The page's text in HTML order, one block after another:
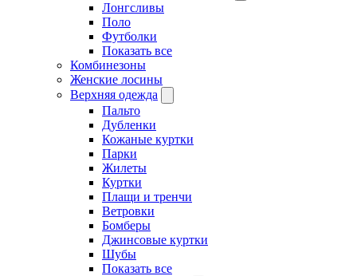
Лонгсливы
Поло
Футболки
Показать все
Комбинезоны
Женские лосины
Верхняя одежда
Пальто
Дубленки
Кожаные куртки
Парки
Жилеты
Куртки
Плащи и тренчи
Ветровки
Бомберы
Джинсовые куртки
Шубы
Показать все